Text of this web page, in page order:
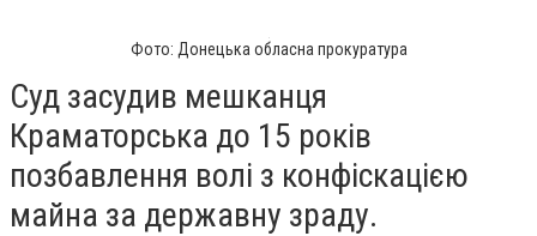
Фото: Донецька обласна прокуратура
Суд засудив мешканця
Краматорська до 15 років
позбавлення волі з конфіскацією
майна за державну зраду.